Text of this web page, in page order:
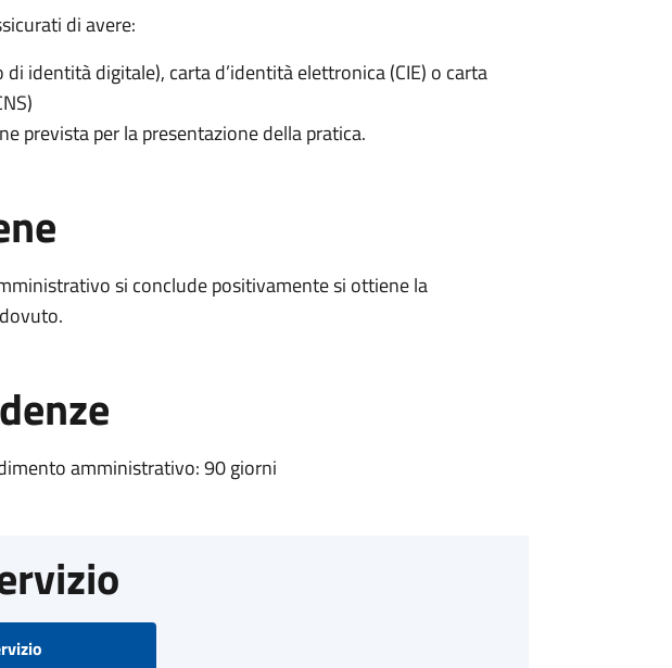
di avere:
di identità digitale), carta d’identità elettronica (CIE) o carta
prevista per la presentazione della pratica.
si conclude positivamente si ottiene la
amministrativo: 90 giorni